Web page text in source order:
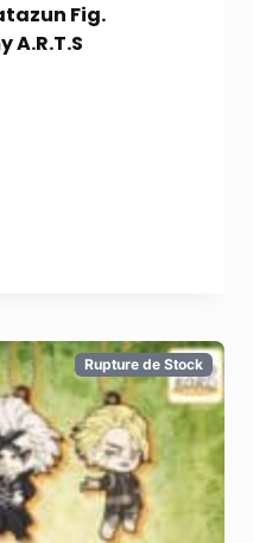
Fig.
A.R.T.S
Rupture de Stock